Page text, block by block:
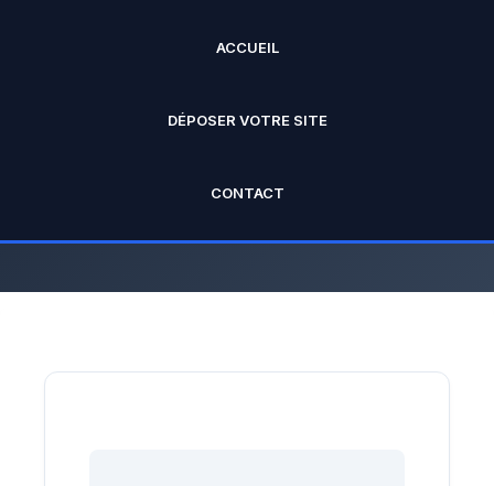
ACCUEIL
DÉPOSER VOTRE SITE
CONTACT
ANNUAIRE PRO